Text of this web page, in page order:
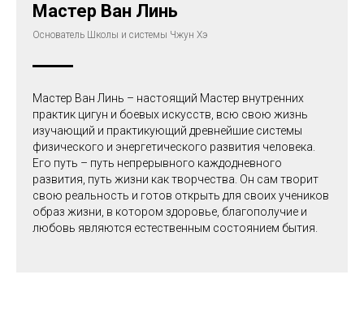
Мастер Ван Линь
Основатель Школы и системы Чжун Хэ
Мастер Ван Линь – настоящий Мастер внутренних
практик цигун и боевых искусств, всю свою жизнь
изучающий и практикующий древнейшие системы
физического и энергетического развития человека.
Его путь – путь непрерывного каждодневного
развития, путь жизни как творчества. Он сам творит
свою реальность и готов открыть для своих учеников
образ жизни, в котором здоровье, благополучие и
любовь являются естественным состоянием бытия.